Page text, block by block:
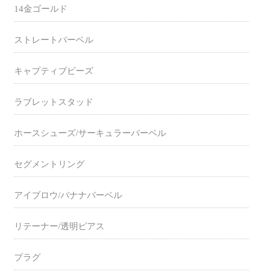
14金ゴールド
ストレートバーベル
キャプティブビーズ
ラブレットスタッド
ホースシューズ/サーキュラーバーベル
セグメントリング
アイブロウ/バナナバーベル
リテーナー/透明ピアス
プラグ